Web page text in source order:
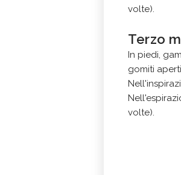
volte).
Terzo
In piedi,
gomiti
volte).